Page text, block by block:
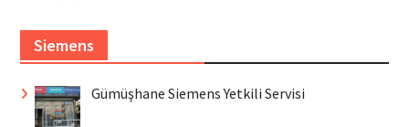
Siemens
Gümüşhane Siemens Yetkili Servisi